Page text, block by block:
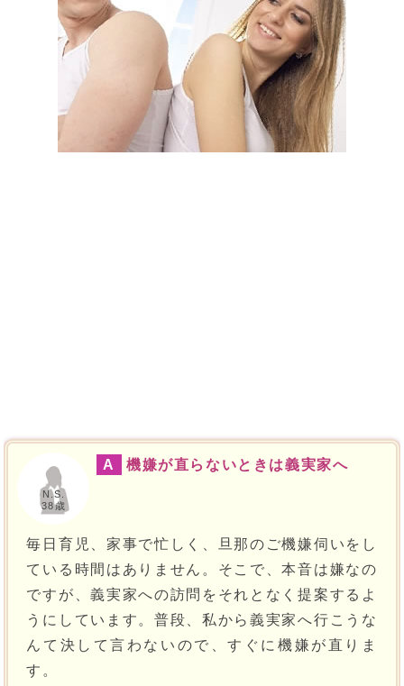
N.S.
38歳
A 機嫌が直らないときは義実家へ
毎日育児、家事で忙しく、旦那のご機嫌伺いをし
ている時間はありません。そこで、本音は嫌なの
ですが、義実家への訪問をそれとなく提案するよ
うにしています。普段、私から義実家へ行こうな
んて決して言わないので、すぐに機嫌が直りま
す。